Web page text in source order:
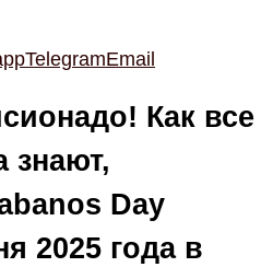
TelegramEmail
Как все
знают,
Day
2025 года в